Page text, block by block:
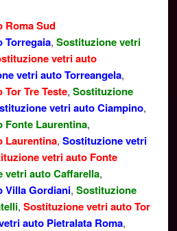
Roma Sud
Torregaia, Sostituzione vetri
vetri auto
vetri auto Torreangela,
Tre Teste, Sostituzione
vetri auto Ciampino,
Fonte Laurentina,
Laurentina, Sostituzione vetri
vetri auto Fonte
vetri auto Caffarella,
Villa Gordiani, Sostituzione
, Sostituzione vetri auto Tor
auto Pietralata Roma,